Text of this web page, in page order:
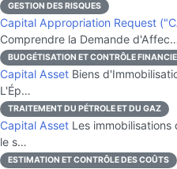
GESTION DES RISQUES
Capital Appropriation Request
Comprendre la Demande
BUDGÉTISATION ET CONTRÔLE
Capital Asset Biens
L'Ép…
TRAITEMENT DU PÉTROLE ET DU GAZ
Capital Asset Les immobilisations
le s…
ESTIMATION ET CONTRÔLE DES COÛTS